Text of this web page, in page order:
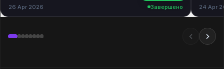
26 Apr 2026 Завершено 24 Apr